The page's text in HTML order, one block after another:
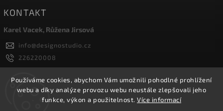
Používáme cookies, abychom Vám umožnili pohodlné prohlížení
webu a díky analýze provozu webu neustále zlepšovali jeho
funkce, výkon a použitelnost. Více informací
KONTAKT
Karel Vacek, Růžena Jirsová
info@designostudio.cz
226220008
605334326, 732232010
Designoshop
designoshop